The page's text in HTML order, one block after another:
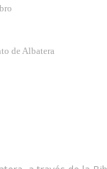
de Albatera